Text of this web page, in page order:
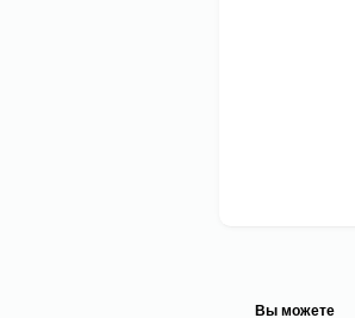
Вы можете